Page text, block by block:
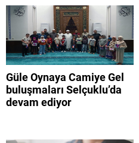
Güle Oynaya Camiye Gel
buluşmaları Selçuklu’da
devam ediyor